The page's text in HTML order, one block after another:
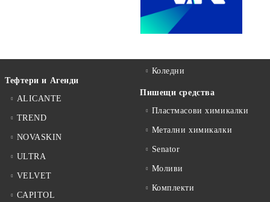
Тефтери и Агенди
ALICANTE
TREND
NOVASKIN
ULTRA
VELVET
CAPITOL
Коледни
Пишещи средства
Пластмасови химикалки
Метални химикалки
Senator
Моливи
Комплекти